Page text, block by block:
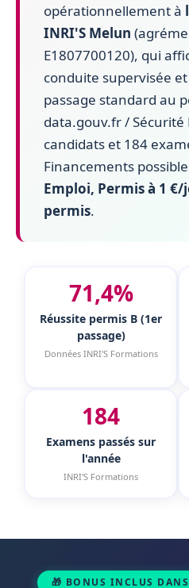
opérationnellement à
INRI'S Melun
E1807700120), qui
conduite supervisée et
passage standard au
data.gouv.fr /
candidats et 184
Financements
Emploi, Permis à 1 €/
permis.
71,4%
Réussite permis B (1er
passage)
Données INRI'S Formations
184
Examens passés sur
l'année
INRI'S Formations
🎁 BONUS INCLUS